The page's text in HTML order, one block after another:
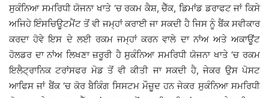
ਸੁਕੰਨਿਆ ਸਮਰਿਧੀ ਯੋਜਨਾ ਖਾਤੇ ‘ਚ ਰਕਮ ਕੈਸ਼, ਚੈੱਕ, ਡਿਮਾਂਡ ਡਰਾਫਟ ਜਾਂ ਕਿਸੇ
ਅਜਿਹੇ ਇੰਸਚਿਊਟਮੈਂਟ ਤੋਂ ਵੀ ਜਮ੍ਹਾਂ ਕਰਾਈ ਜਾ ਸਕਦੀ ਹੈ ਜਿਸ ਨੂੰ ਬੈਂਕ ਸਵੀਕਾਰ
ਕਰਦਾ ਹੋਵੇ ਇਸ ਦੇ ਲਈ ਰਕਮ ਜਮ੍ਹਾਂ ਕਰਨ ਵਾਲੇ ਦਾ ਨਾਂਅ ਅਤੇ ਅਕਾਊਂਟ
ਹੋਲਡਰ ਦਾ ਨਾਂਅ ਲਿਖਣਾ ਜ਼ਰੂਰੀ ਹੈ ਸੁਕੰਨਿਆ ਸਮਰਿਧੀ ਯੋਜਨਾ ਖਾਤੇ ‘ਚ ਰਕਮ
ਇਲੈਟ੍ਰਾਨਿਕ ਟਰਾਂਸਫਰ ਮੋਡ ਤੋਂ ਵੀ ਕੀਤੀ ਜਾ ਸਕਦੀ ਹੈ, ਜੇਕਰ ਉਸ ਪੋਸਟ
ਆਫਿਸ ਜਾਂ ਬੈਂਕ ‘ਚ ਕੋਰ ਬੈਕਿੰਗ ਸਿਸਟਮ ਮੌਜ਼ੂਦ ਹਨ ਜੇਕਰ ਸੁਕੰਨਿਆ ਸਮਰਿਧੀ